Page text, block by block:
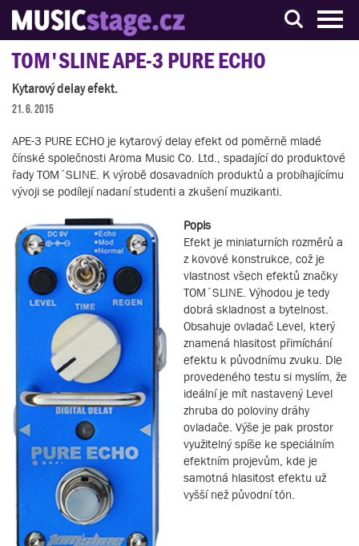
S muzikanty pro muzikanty
TOM'SLINE APE-3 PURE ECHO
Kytarový delay efekt.
21. 6. 2015
APE-3 PURE ECHO je kytarový delay efekt od poměrně mladé
čínské společnosti Aroma Music Co. Ltd., spadající do produktové
řady TOM´SLINE. K výrobě dosavadních produktů a probíhajícímu
vývoji se podílejí nadaní studenti a zkušení muzikanti.
Popis
Efekt je miniaturních rozměrů a
z kovové konstrukce, což je
vlastnost všech efektů značky
TOM´SLINE. Výhodou je tedy
dobrá skladnost a bytelnost.
Obsahuje ovladač Level, který
znamená hlasitost přimíchání
efektu k původnímu zvuku. Dle
provedeného testu si myslím, že
ideální je mít nastavený Level
zhruba do poloviny dráhy
ovladače. Výše je pak prostor
využitelný spíše ke speciálním
efektním projevům, kde je
samotná hlasitost efektu už
vyšší než původní tón.